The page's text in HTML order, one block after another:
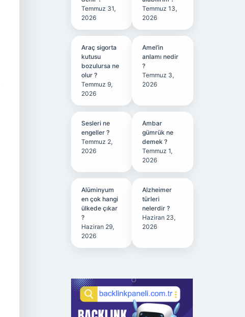
Temmuz 31,
2026
Temmuz 13,
2026
Araç sigorta
kutusu
bozulursa ne
olur ?
Temmuz 9,
2026
Amel’in
anlamı nedir
?
Temmuz 3,
2026
Sesleri ne
engeller ?
Temmuz 2,
2026
Ambar
gümrük ne
demek ?
Temmuz 1,
2026
Alüminyum
en çok hangi
ülkede çıkar
?
Haziran 29,
2026
Alzheimer
türleri
nelerdir ?
Haziran 23,
2026